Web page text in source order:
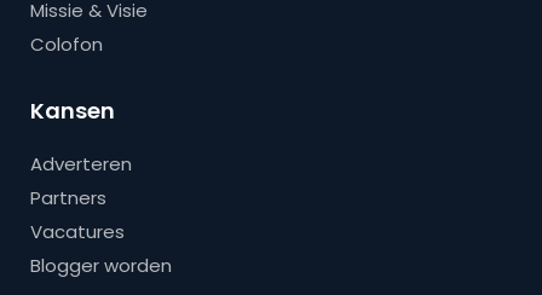
Missie & Visie
Colofon
Kansen
Adverteren
Partners
Vacatures
Blogger worden